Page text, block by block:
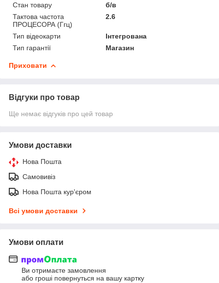
Стан товару
б/в
Тактова частота
ПРОЦЕСОРА (Ггц)
2.6
Тип відеокарти
Інтегрована
Тип гарантії
Магазин
Приховати
Відгуки про товар
Ще немає відгуків про цей товар
Умови доставки
Нова Пошта
Самовивіз
Нова Пошта кур'єром
Всі умови доставки
Умови оплати
Ви отримаєте замовлення
або гроші повернуться на вашу картку